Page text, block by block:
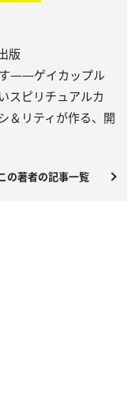
版
す――ゲイカップル
スピリチュアルカ
＆リティが作る、開
の著者の記事一覧